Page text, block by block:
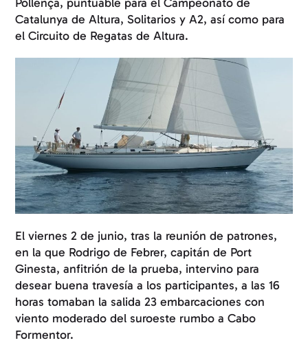
Catalunya de Altura, Solitarios y A2, así como para
el Circuito de Regatas de Altura.
El viernes 2 de junio, tras la reunión de patrones,
en la que Rodrigo de Febrer, capitán de Port
Ginesta, anfitrión de la prueba, intervino para
desear buena travesía a los participantes, a las 16
horas tomaban la salida 23 embarcaciones con
viento moderado del suroeste rumbo a Cabo
Formentor.